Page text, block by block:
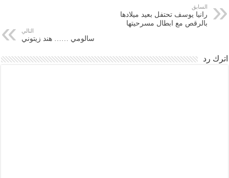
السابق
رانيا يوسف تحتفل بعيد ميلادها
بالرقص مع ابطال مسرحيتها
التالي
سالومي …… هند زيتوني
اترك رد